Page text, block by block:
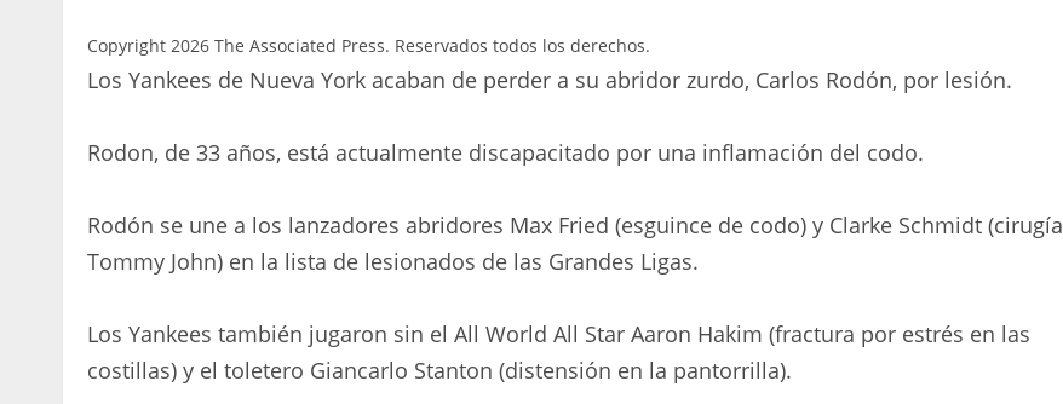
Copyright 2026 The Associated Press. Reservados todos los derechos.
Los Yankees de Nueva York acaban de perder a su abridor zurdo, Carlos Rodón, por lesión.
Rodon, de 33 años, está actualmente discapacitado por una inflamación del codo.
Rodón se une a los lanzadores abridores Max Fried (esguince de codo) y Clarke Schmidt (cirugía
Tommy John) en la lista de lesionados de las Grandes Ligas.
Los Yankees también jugaron sin el All World All Star Aaron Hakim (fractura por estrés en las
costillas) y el toletero Giancarlo Stanton (distensión en la pantorrilla).